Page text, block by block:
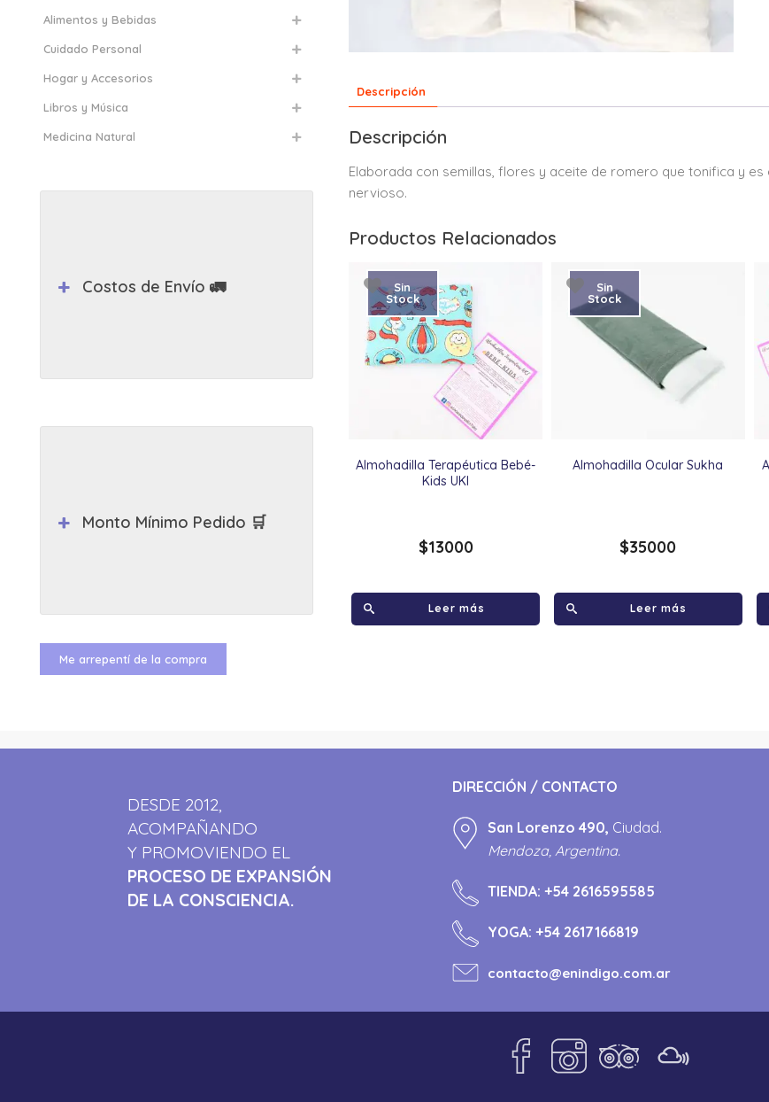
Descripción
Descripción
Elaborada con semillas, flores y aceite de romero que tonifica y
nervioso.
Productos Relacionados
Almohadilla Terapéutica Bebé-
Kids UKI
Sin
Stock
$13000
Leer más
Almohadilla Ocular Sukha
Sin
Stock
$35000
Leer más
Alimentos y Bebidas
Cuidado Personal
Hogar y Accesorios
Libros y Música
Medicina Natural
Costos de Envío 🚛
Monto Mínimo Pedido 🛒
Me arrepentí de la compra
DESDE 2012,
ACOMPAÑANDO
Y PROMOVIENDO EL
PROCESO DE EXPANSIÓN
DE LA CONSCIENCIA.
DIRECCIÓN / CONTACTO
San Lorenzo 490, Ciudad.
Mendoza, Argentina.
TIENDA: +54 2616595585
YOGA: +54 2617166819
contacto@enindigo.com.ar